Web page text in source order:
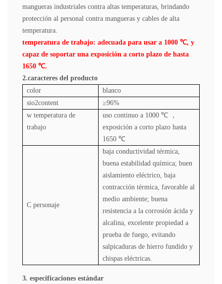
mangueras industriales contra altas temperaturas, brindando
protección al personal contra mangueras y cables de alta
temperatura.
temperatura de trabajo: adecuada para usar a 1000 ℃, y
capaz de soportar una exposición a corto plazo de hasta
1650 ℃.
2.caracteres del producto
color
blanco
sio2content
≥96%
w temperatura de
trabajo
uso continuo a 1000 ℃ ，
exposición a corto plazo hasta
1650 ℃
C personaje
baja conductividad térmica,
buena estabilidad química; buen
aislamiento eléctrico, baja
contracción térmica, favorable al
medio ambiente; buena
resistencia a la corrosión ácida y
alcalina, excelente propiedad a
prueba de fuego, evitando
salpicaduras de hierro fundido y
chispas eléctricas.
3. especificaciones estándar